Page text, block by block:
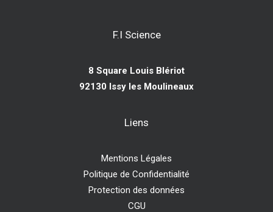
F.I Science
8 Square Louis Blériot
92130 Issy les Moulineaux
Liens
Mentions Légales
Politique de Confidentialité
Protection des données
CGU